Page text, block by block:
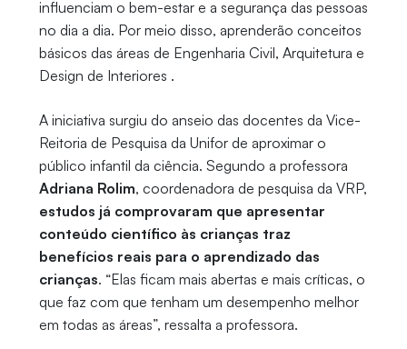
influenciam o bem-estar e a segurança das pessoas
no dia a dia. Por meio disso, aprenderão conceitos
básicos das áreas de Engenharia Civil, Arquitetura e
Design de Interiores .
A iniciativa surgiu do anseio das docentes da Vice-
Reitoria de Pesquisa da Unifor de aproximar o
público infantil da ciência. Segundo a professora
Adriana Rolim, coordenadora de pesquisa da VRP,
estudos já comprovaram que apresentar
conteúdo científico às crianças traz
benefícios reais para o aprendizado das
crianças. “Elas ficam mais abertas e mais críticas, o
que faz com que tenham um desempenho melhor
em todas as áreas”, ressalta a professora.